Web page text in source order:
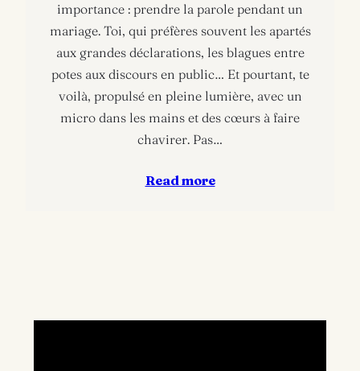
importance : prendre la parole pendant un
mariage. Toi, qui préfères souvent les apartés
aux grandes déclarations, les blagues entre
potes aux discours en public… Et pourtant, te
voilà, propulsé en pleine lumière, avec un
micro dans les mains et des cœurs à faire
chavirer. Pas…
Read more